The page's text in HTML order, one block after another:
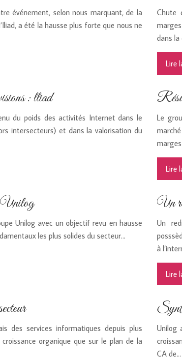
événement, selon nous marquant, de la
a été la hausse plus forte que nous ne
Chute
dans la
Lire
: lliad
du poids des activités Internet dans le
intersecteurs) et dans la valorisation du
Le
Lire
Unilog
Unilog avec un objectif revu en hausse
les plus solides du secteur…
Un
Un
à
Lire
des services informatiques depuis plus
organique que sur le plan de la
Unilog
CA de…